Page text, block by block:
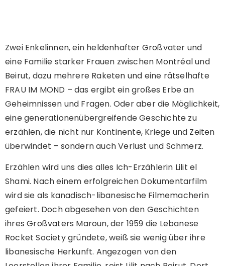
Zwei Enkelinnen, ein heldenhafter Großvater und
eine Familie starker Frauen zwischen Montréal und
Beirut, dazu mehrere Raketen und eine rätselhafte
FRAU IM MOND – das ergibt ein großes Erbe an
Geheimnissen und Fragen. Oder aber die Möglichkeit,
eine generationenübergreifende Geschichte zu
erzählen, die nicht nur Kontinente, Kriege und Zeiten
überwindet – sondern auch Verlust und Schmerz.
Erzählen wird uns dies alles Ich-Erzählerin Lilit el
Shami. Nach einem erfolgreichen Dokumentarfilm
wird sie als kanadisch-libanesische Filmemacherin
gefeiert. Doch abgesehen von den Geschichten
ihres Großvaters Maroun, der 1959 die Lebanese
Rocket Society gründete, weiß sie wenig über ihre
libanesische Herkunft. Angezogen von den